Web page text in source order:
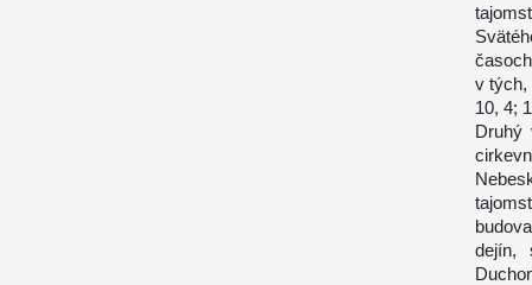
v tých,
10, 4;
Druhý
dejín,